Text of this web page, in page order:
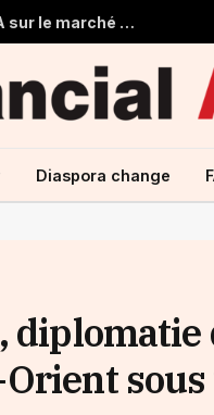
Togo : Le Trésor Public obtient 22 milliards de FCFA sur le marché financier de l’UMOA
Diaspora change
diplomatie